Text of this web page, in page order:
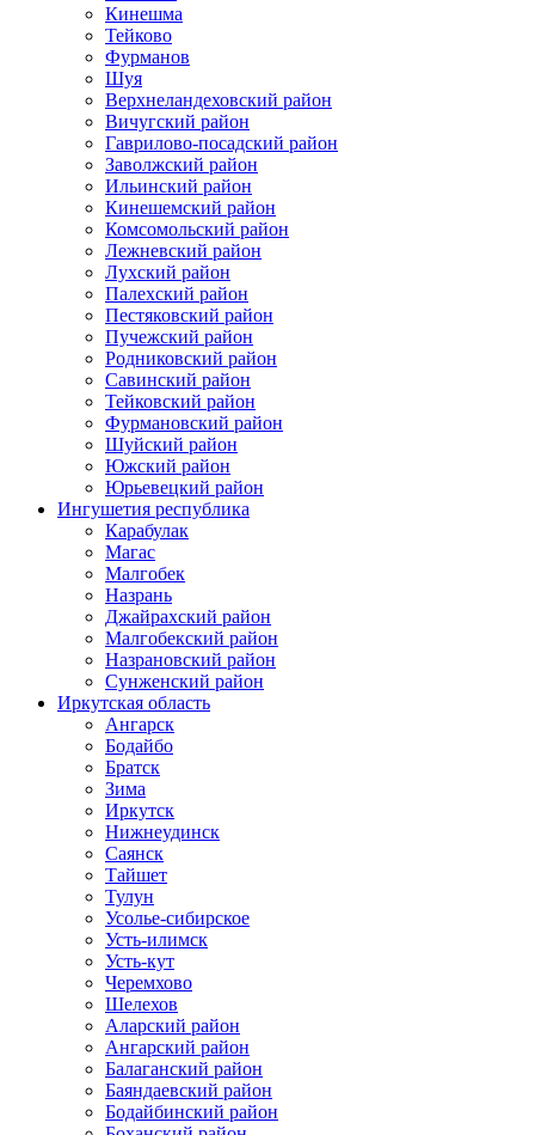
Кинешма
Тейково
Фурманов
Шуя
Верхнеландеховский район
Вичугский район
Гаврилово-посадский район
Заволжский район
Ильинский район
Кинешемский район
Комсомольский район
Лежневский район
Лухский район
Палехский район
Пестяковский район
Пучежский район
Родниковский район
Савинский район
Тейковский район
Фурмановский район
Шуйский район
Южский район
Юрьевецкий район
Ингушетия республика
Карабулак
Магас
Малгобек
Назрань
Джайрахский район
Малгобекский район
Назрановский район
Сунженский район
Иркутская область
Ангарск
Бодайбо
Братск
Зима
Иркутск
Нижнеудинск
Саянск
Тайшет
Тулун
Усолье-сибирское
Усть-илимск
Усть-кут
Черемхово
Шелехов
Аларский район
Ангарский район
Балаганский район
Баяндаевский район
Бодайбинский район